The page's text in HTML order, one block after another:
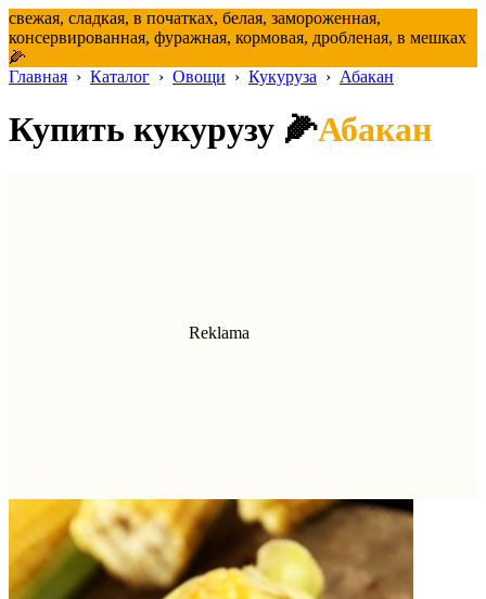
свежая, сладкая, в початках, белая, замороженная,
консервированная, фуражная, кормовая, дробленая, в мешках
🌽
Главная › Каталог › Овощи › Кукуруза › Абакан
Купить кукурузу 🌽Абакан